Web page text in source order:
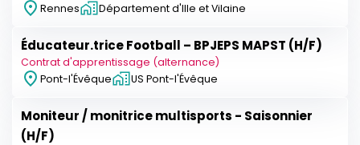
Rennes
Département d'Ille et Vilaine
Éducateur.trice Football – BPJEPS MAPST (H/F)
Contrat d'apprentissage (alternance)
Pont-l'Évêque
US Pont-l'Évêque
Moniteur / monitrice multisports - Saisonnier
(H/F)